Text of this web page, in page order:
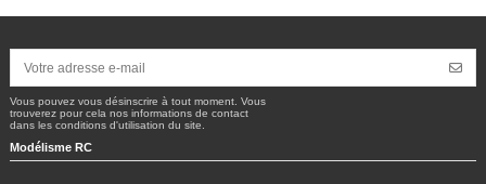
Vous pouvez vous désinscrire à tout moment. Vous
trouverez pour cela nos informations de contact
dans les conditions d'utilisation du site.
Modélisme RC